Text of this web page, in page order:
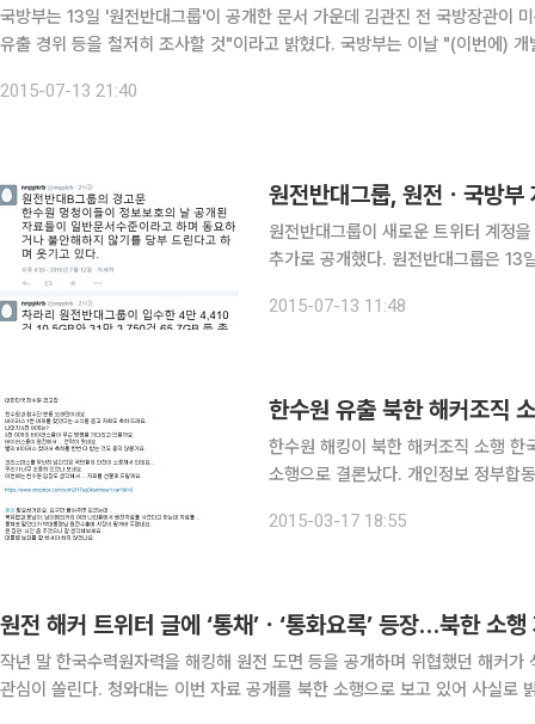
국방부는 13일 '원전반대그룹'이 공개한 문서 가운데 김관진 전 국방장관이
유출 경위 등을 철저히 조사할 것"이라고 밝혔다. 국방부는 이날 "(이번에) 개별 서신이 일반에게 유출되고 공개된 것에 대해 깊은 유감을
2015-07-13 21:40
원전반대그룹, 원전ㆍ국방
원전반대그룹이 새로운 트위터 계정
추가로 공개했다. 원전반대그룹은
등 35만건의 원전자료를 입수했다고
2015-07-13 11:48
한수원 유출 북한 해커조직
한수원 해킹이 북한 해커조직 소행 한국수력원자력(이하 한수원) 사이버테러 사건이 북한 해커조직
소행으로 결론났다. 개인정보 정부합동수사단은 최근까지 ‘원전 반대그룹’ 이름으로 계속된 원전 자
은 이유는 악성코드와 인터넷 접속 IP
2015-03-17 18:55
원전 해커 트위터 글에 ‘통채’ㆍ‘통화요록’ 등장…북한 소
작년 말 한국수력원자력을 해킹해 원전 도면 등을 공개하며 위협했던 해커
관심이 쏠린다. 청와대는 이번 자료 공개를 북한 소행으로 보고 있어 사실로